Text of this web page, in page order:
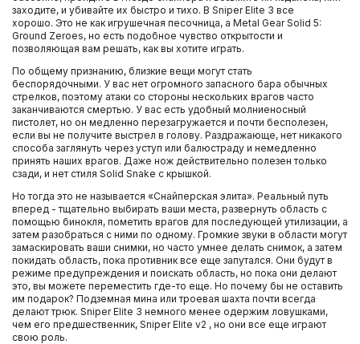
заходите, и убивайте их быстро и тихо. В Sniper Elite 3 все
хорошо. Это не как игрушечная песочница, а Metal Gear Solid 5:
Ground Zeroes, но есть подобное чувство открытости и
позволяющая вам решать, как вы хотите играть.
По общему признанию, близкие вещи могут стать
беспорядочными. У вас нет огромного запасного бара обычных
стрелков, поэтому атаки со стороны нескольких врагов часто
заканчиваются смертью. У вас есть удобный молниеносный
пистолет, но он медленно перезагружается и почти бесполезен,
если вы не получите выстрел в голову. Раздражающе, нет никакого
способа заглянуть через уступ или балюстраду и немедленно
принять наших врагов. Даже нож действительно полезен только
сзади, и нет стиля Solid Snake с крышкой.
Но тогда это не называется «Снайперская элита». Реальный путь
вперед - тщательно выбирать ваши места, развернуть область с
помощью бинокля, пометить врагов для последующей утилизации, а
затем разобраться с ними по одному. Громкие звуки в области могут
замаскировать ваши снимки, но часто умнее делать снимок, а затем
покидать область, пока противник все еще запутался. Они будут в
режиме предупреждения и поискать область, но пока они делают
это, вы можете переместить где-то еще. Но почему бы не оставить
им подарок? Подземная мина или троевая шахта почти всегда
делают трюк. Sniper Elite 3 немного менее одержим ловушками,
чем его предшественник, Sniper Elite v2 , но они все еще играют
свою роль.